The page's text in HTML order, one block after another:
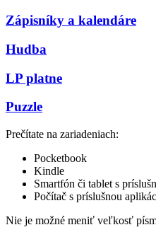
Zápisníky a kalendáre
Hudba
LP platne
Puzzle
Prečítate na zariadeniach:
Pocketbook
Kindle
Smartfón či tablet s
Počítač s príslušnou
Nie je možné meniť veľkosť